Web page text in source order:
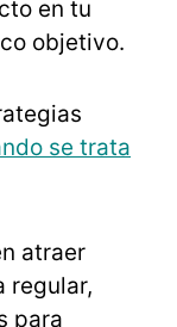
en tu
objetivo.
se trata
atraer
regular,
para